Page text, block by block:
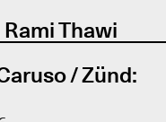
Thawi
/ Zünd: